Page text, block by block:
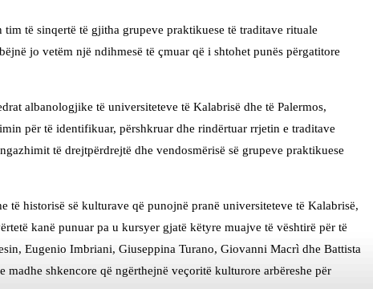
të sinqertë të gjitha grupeve praktikuese të traditave rituale
jo vetëm një ndihmesë të çmuar që i shtohet punës përgatitore
albanologjike të universiteteve të Kalabrisë dhe të Palermos,
për të identifikuar, përshkruar dhe rindërtuar rrjetin e traditave
të drejtpërdrejtë dhe vendosmërisë së grupeve praktikuese
historisë së kulturave që punojnë pranë universiteteve të Kalabrisë,
kanë punuar pa u kursyer gjatë këtyre muajve të vështirë për të
Eugenio Imbriani, Giuseppina Turano, Giovanni Macrì dhe Battista
shkencore që ngërthejnë veçoritë kulturore arbëreshe për